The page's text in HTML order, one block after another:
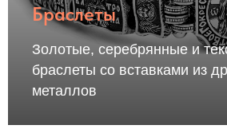
Браслеты
Золотые, серебрянные и
браслеты со вставками из
металлов